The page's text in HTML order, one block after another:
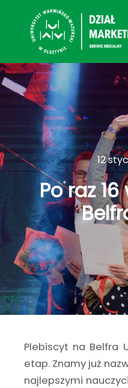
12
Po raz
Plebiscyt na Belfra
etap. Znamy już
najlepszymi